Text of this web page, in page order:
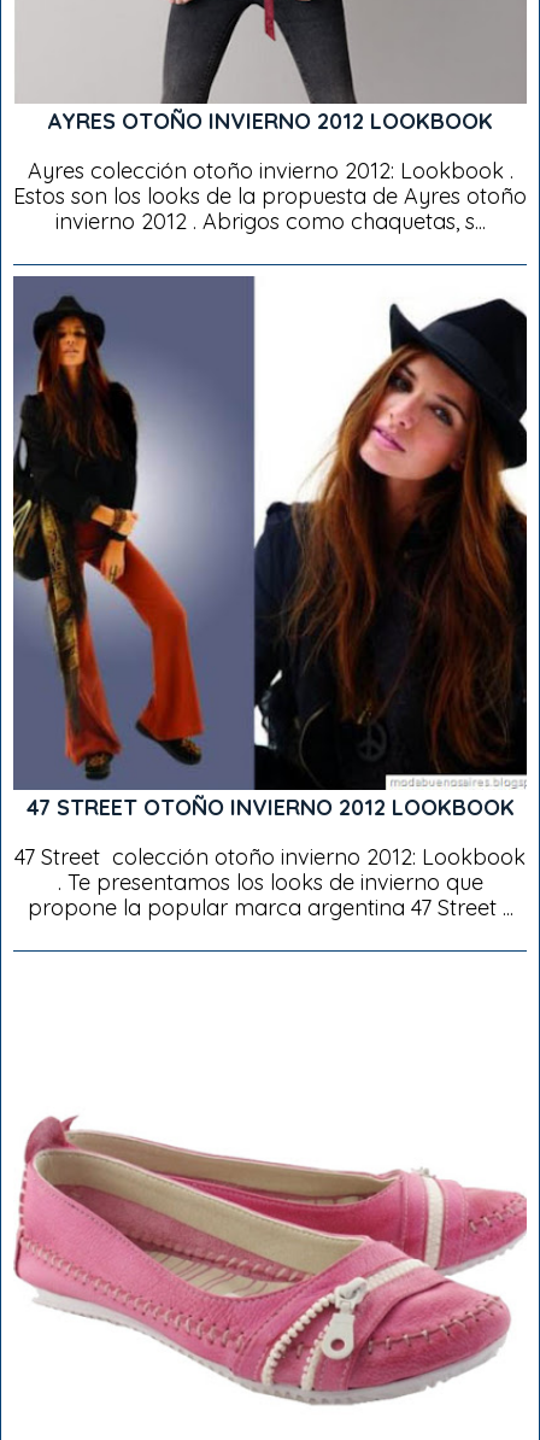
AYRES OTOÑO INVIERNO 2012 LOOKBOOK
Ayres colección otoño invierno 2012: Lookbook .
Estos son los looks de la propuesta de Ayres otoño
invierno 2012 . Abrigos como chaquetas, s...
47 STREET OTOÑO INVIERNO 2012 LOOKBOOK
47 Street colección otoño invierno 2012: Lookbook
. Te presentamos los looks de invierno que
propone la popular marca argentina 47 Street ...